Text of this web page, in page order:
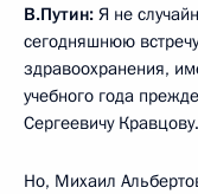
В.Путин: Я не
сегодняшнюю
здравоохранения,
учебного года
Сергеевичу Кравцову.
Но, Михаил